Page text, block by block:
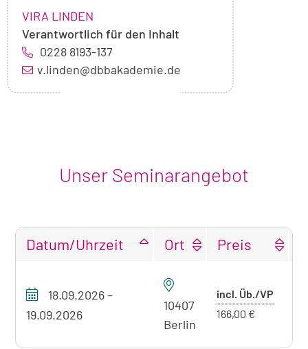
NAME:
VIRA LINDEN
Verantwortlich für den Inhalt
0228 8193-137
v.linden@dbbakademie.de
Unser Seminarangebot
Übersicht
unseres
Seminarangebots
zum
Datum/Uhrzeit Ort Preis
18.09.2026–
19.09.2026
10407
Berlin
incl. Üb./VP
166,00 €